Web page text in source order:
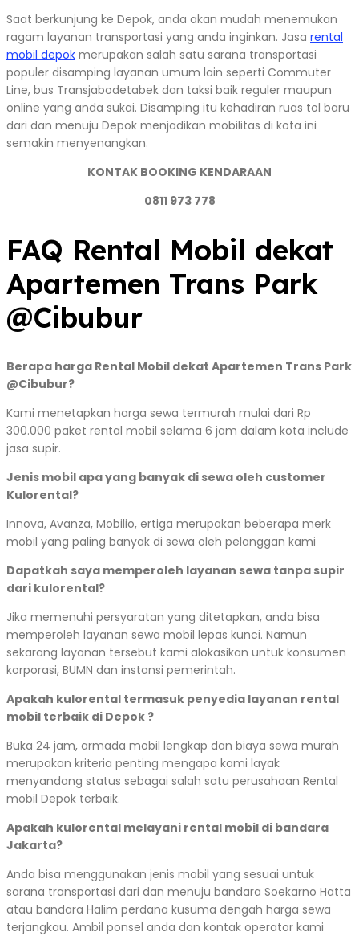
Saat berkunjung ke Depok, anda akan mudah menemukan
ragam layanan transportasi yang anda inginkan. Jasa rental
mobil depok merupakan salah satu sarana transportasi
populer disamping layanan umum lain seperti Commuter
Line, bus Transjabodetabek dan taksi baik reguler maupun
online yang anda sukai. Disamping itu kehadiran ruas tol baru
dari dan menuju Depok menjadikan mobilitas di kota ini
semakin menyenangkan.
KONTAK BOOKING KENDARAAN
0811 973 778
FAQ Rental Mobil dekat
Apartemen Trans Park
@Cibubur
Berapa harga Rental Mobil dekat Apartemen Trans Park
@Cibubur?
Kami menetapkan harga sewa termurah mulai dari Rp
300.000 paket rental mobil selama 6 jam dalam kota include
jasa supir.
Jenis mobil apa yang banyak di sewa oleh customer
Kulorental?
Innova, Avanza, Mobilio, ertiga merupakan beberapa merk
mobil yang paling banyak di sewa oleh pelanggan kami
Dapatkah saya memperoleh layanan sewa tanpa supir
dari kulorental?
Jika memenuhi persyaratan yang ditetapkan, anda bisa
memperoleh layanan sewa mobil lepas kunci. Namun
sekarang layanan tersebut kami alokasikan untuk konsumen
korporasi, BUMN dan instansi pemerintah.
Apakah kulorental termasuk penyedia layanan rental
mobil terbaik di Depok ?
Buka 24 jam, armada mobil lengkap dan biaya sewa murah
merupakan kriteria penting mengapa kami layak
menyandang status sebagai salah satu perusahaan Rental
mobil Depok terbaik.
Apakah kulorental melayani rental mobil di bandara
Jakarta?
Anda bisa menggunakan jenis mobil yang sesuai untuk
sarana transportasi dari dan menuju bandara Soekarno Hatta
atau bandara Halim perdana kusuma dengah harga sewa
terjangkau. Ambil ponsel anda dan kontak operator kami